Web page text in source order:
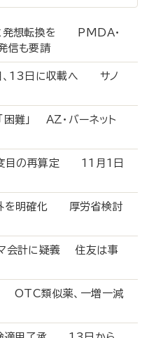
発想転換を PMDA・
信も要請
、13日に収載へ サノ
難」 AZ・バーネット
4度目の再算定 11月1日
を明確化 厚労省検討
マ会計に疑義 住友は事
OTC類似薬、一増一減